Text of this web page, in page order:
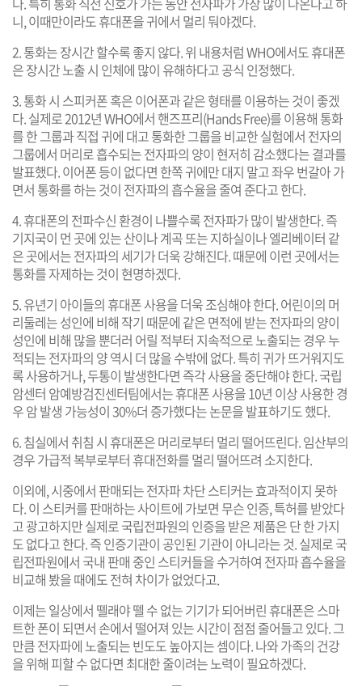
니, 이때만이라도 휴대폰을 귀에서 멀리 둬야겠다.
2. 통화는 장시간 할수록 좋지 않다. 위 내용처럼 WHO에서도 휴대폰
은 장시간 노출 시 인체에 많이 유해하다고 공식 인정했다.
3. 통화 시 스피커폰 혹은 이어폰과 같은 형태를 이용하는 것이 좋겠
다. 실제로 2012년 WHO에서 핸즈프리(Hands Free)를 이용해 통화
를 한 그룹과 직접 귀에 대고 통화한 그룹을 비교한 실험에서 전자의
그룹에서 머리로 흡수되는 전자파의 양이 현저히 감소했다는 결과를
발표했다. 이어폰 등이 없다면 한쪽 귀에만 대지 말고 좌우 번갈아 가
면서 통화를 하는 것이 전자파의 흡수율을 줄여 준다고 한다.
4. 휴대폰의 전파수신 환경이 나쁠수록 전자파가 많이 발생한다. 즉
기지국이 먼 곳에 있는 산이나 계곡 또는 지하실이나 엘리베이터 같
은 곳에서는 전자파의 세기가 더욱 강해진다. 때문에 이런 곳에서는
통화를 자제하는 것이 현명하겠다.
5. 유년기 아이들의 휴대폰 사용을 더욱 조심해야 한다. 어린이의 머
리둘레는 성인에 비해 작기 때문에 같은 면적에 받는 전자파의 양이
성인에 비해 많을 뿐더러 어릴 적부터 지속적으로 노출되는 경우 누
적되는 전자파의 양 역시 더 많을 수밖에 없다. 특히 귀가 뜨거워지도
록 사용하거나, 두통이 발생한다면 즉각 사용을 중단해야 한다. 국립
암센터 암예방검진센터팀에서는 휴대폰 사용을 10년 이상 사용한 경
우 암 발생 가능성이 30%더 증가했다는 논문을 발표하기도 했다.
6. 침실에서 취침 시 휴대폰은 머리로부터 멀리 떨어뜨린다. 임산부의
경우 가급적 복부로부터 휴대전화를 멀리 떨어뜨려 소지한다.
이외에, 시중에서 판매되는 전자파 차단 스티커는 효과적이지 못하
다. 이 스티커를 판매하는 사이트에 가보면 무슨 인증, 특허를 받았다
고 광고하지만 실제로 국립전파원의 인증을 받은 제품은 단 한 가지
도 없다고 한다. 즉 인증기관이 공인된 기관이 아니라는 것. 실제로 국
립전파원에서 국내 판매 중인 스티커들을 수거하여 전자파 흡수율을
비교해 봤을 때에도 전혀 차이가 없었다고.
이제는 일상에서 뗄래야 뗄 수 없는 기기가 되어버린 휴대폰은 스마
트한 폰이 되면서 손에서 떨어져 있는 시간이 점점 줄어들고 있다. 그
만큼 전자파에 노출되는 빈도도 높아지는 셈이다. 나와 가족의 건강
을 위해 피할 수 없다면 최대한 줄이려는 노력이 필요하겠다.